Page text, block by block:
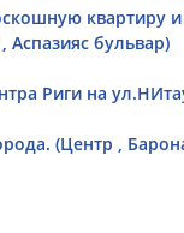
квартиру
бульвар)
Риги на
(Центр ,